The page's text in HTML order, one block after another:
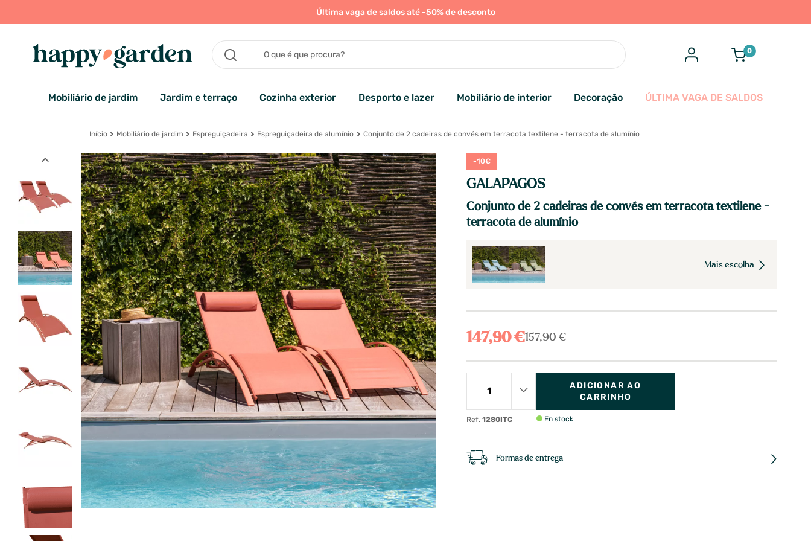
Última vaga de saldos até -50% de desconto
0
Mobiliário de jardim Jardim e terraço Cozinha exterior Desporto e lazer Mobiliário de interior Decoração ÚLTIMA VAGA DE SALDOS
Início Mobiliário de jardim Espreguiçadeira Espreguiçadeira de alumínio Conjunto de 2 cadeiras de convés em terracota textilene - terracota de alumínio
expand_less -10€
GALAPAGOS
Conjunto de 2 cadeiras de convés em terracota textilene -
terracota de alumínio
Mais escolha
147,90 €157,90 €
Ref.1280ITC
ADICIONAR AO
CARRINHO
En stock
Formas de entrega